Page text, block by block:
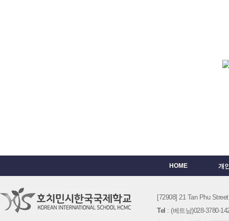
HOME 개
[72908] 21 Tan Phu
Tel : (베트남)028-3780-